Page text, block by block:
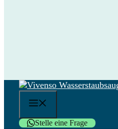
Stelle eine Frage